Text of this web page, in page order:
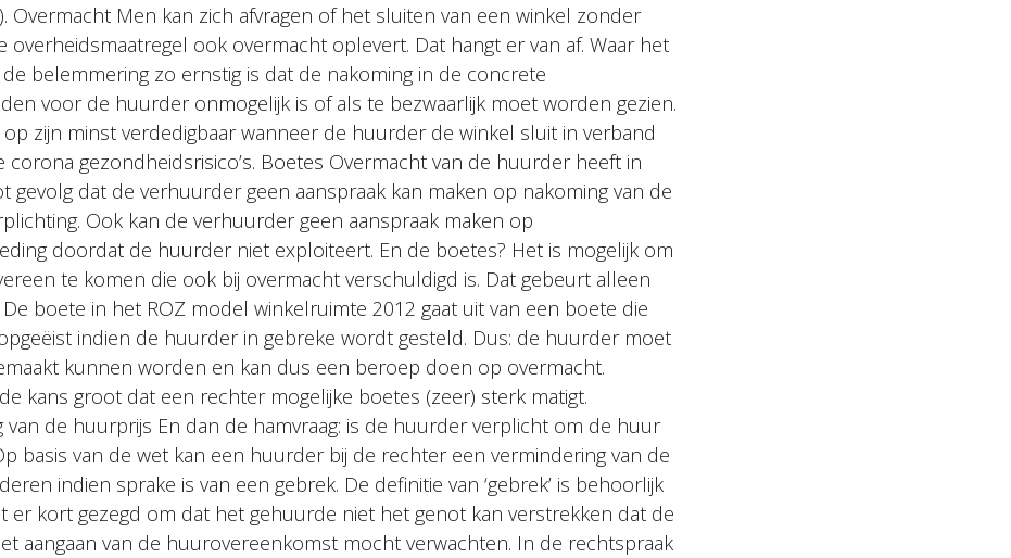
Overmacht Men kan zich afvragen of het sluiten van een winkel zonder
overheidsmaatregel ook overmacht oplevert. Dat hangt er van af. Waar het
belemmering zo ernstig is dat de nakoming in de concrete
voor de huurder onmogelijk is of als te bezwaarlijk moet worden gezien.
op zijn minst verdedigbaar wanneer de huurder de winkel sluit in verband
corona gezondheidsrisico’s. Boetes Overmacht van de huurder heeft in
gevolg dat de verhuurder geen aanspraak kan maken op nakoming van de
Ook kan de verhuurder geen aanspraak maken op
doordat de huurder niet exploiteert. En de boetes? Het is mogelijk om
te komen die ook bij overmacht verschuldigd is. Dat gebeurt alleen
boete in het ROZ model winkelruimte 2012 gaat uit van een boete die
indien de huurder in gebreke wordt gesteld. Dus: de huurder moet
kunnen worden en kan dus een beroep doen op overmacht.
kans groot dat een rechter mogelijke boetes (zeer) sterk matigt.
van de huurprijs En dan de hamvraag: is de huurder verplicht om de huur
basis van de wet kan een huurder bij de rechter een vermindering van de
indien sprake is van een gebrek. De definitie van ‘gebrek’ is behoorlijk
er kort gezegd om dat het gehuurde niet het genot kan verstrekken dat de
aangaan van de huurovereenkomst mocht verwachten. In de rechtspraak